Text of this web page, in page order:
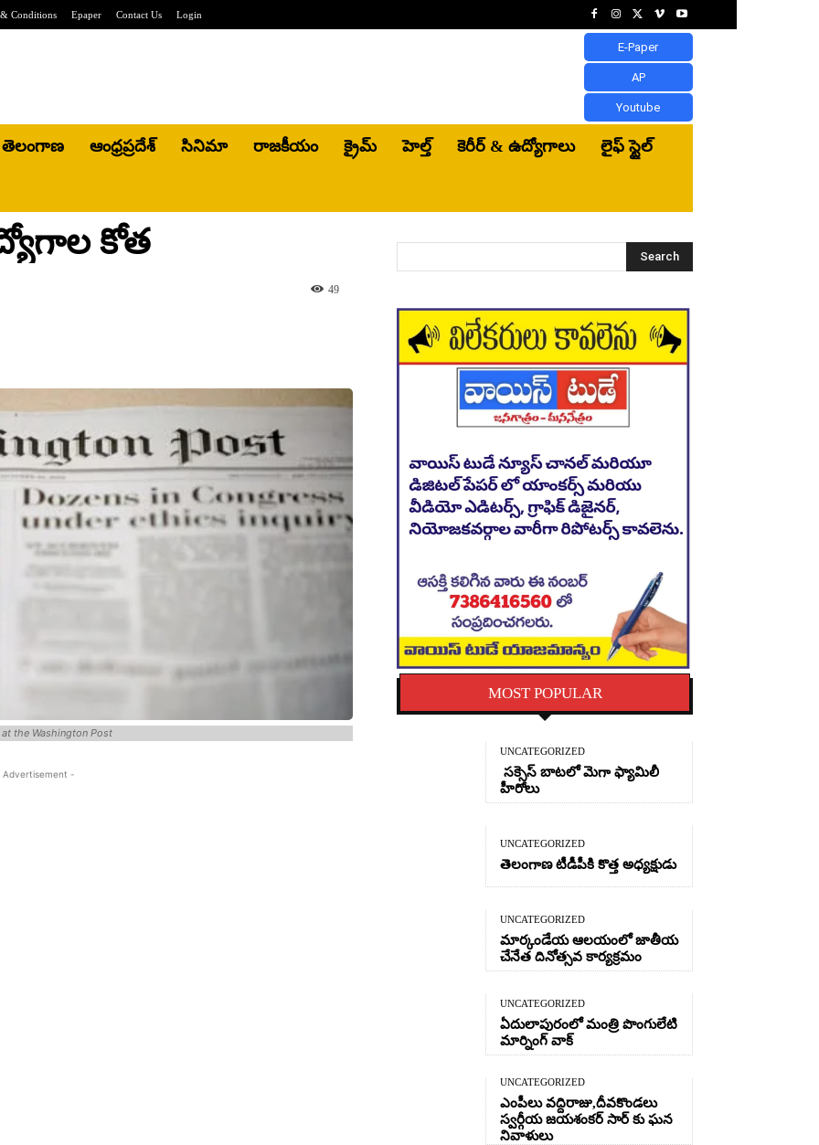
Conditions Epaper Contact Us Login
E-Paper
AP
Youtube
తెలంగాణ ఆంధ్రప్రదేశ్ సినిమా రాజకీయం క్రైమ్ హెల్త్‌ కెరీర్ & ఉద్యోగాలు లైఫ్ స్టైల్
కోత
49
the Washington Post
-
Search
MOST POPULAR
UNCATEGORIZED
సక్సెస్ బాటలో మెగా ఫ్యామిలీ
హీరోలు
UNCATEGORIZED
తెలంగాణ టీడీపీకి కొత్త అధ్యక్షుడు
UNCATEGORIZED
మార్కండేయ ఆలయంలో జాతీయ
చేనేత దినోత్సవ కార్యక్రమం
UNCATEGORIZED
ఏదులాపురంలో మంత్రి పొంగులేటి
మార్నింగ్ వాక్
UNCATEGORIZED
ఎంపీలు వద్దిరాజు,దీవకొండలు
స్వర్గీయ జయశంకర్ సార్ కు ఘన
నివాళులు